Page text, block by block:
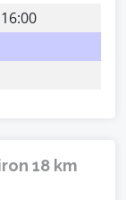
18 km